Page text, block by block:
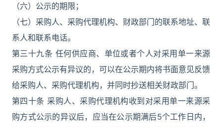
（六）公示的期限；
（七）采购人、采购代理机构、财政部门的联系地址、联
系人和联系电话。
第三十九条 任何供应商、单位或者个人对采用单一来源
采购方式公示有异议的，可以在公示期内将书面意见反馈
给采购人、采购代理机构，并同时抄送相关财政部门。
第四十条 采购人、采购代理机构收到对采用单一来源采
购方式公示的异议后，应当在公示期满后5个工作日内，